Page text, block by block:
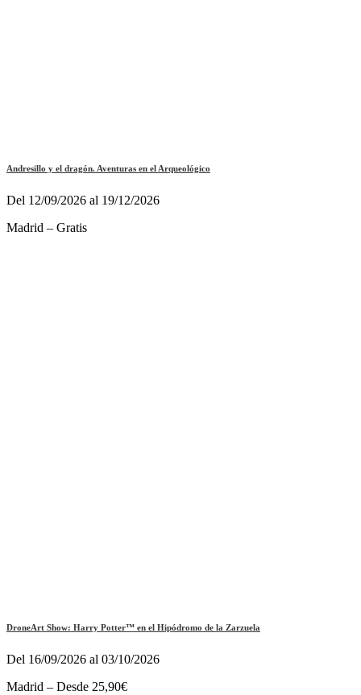
Andresillo y el dragón. Aventuras en el Arqueológico
Del 12/09/2026 al 19/12/2026
Madrid – Gratis
DroneArt Show: Harry Potter™ en el Hipódromo de la Zarzuela
Del 16/09/2026 al 03/10/2026
Madrid – Desde 25,90€